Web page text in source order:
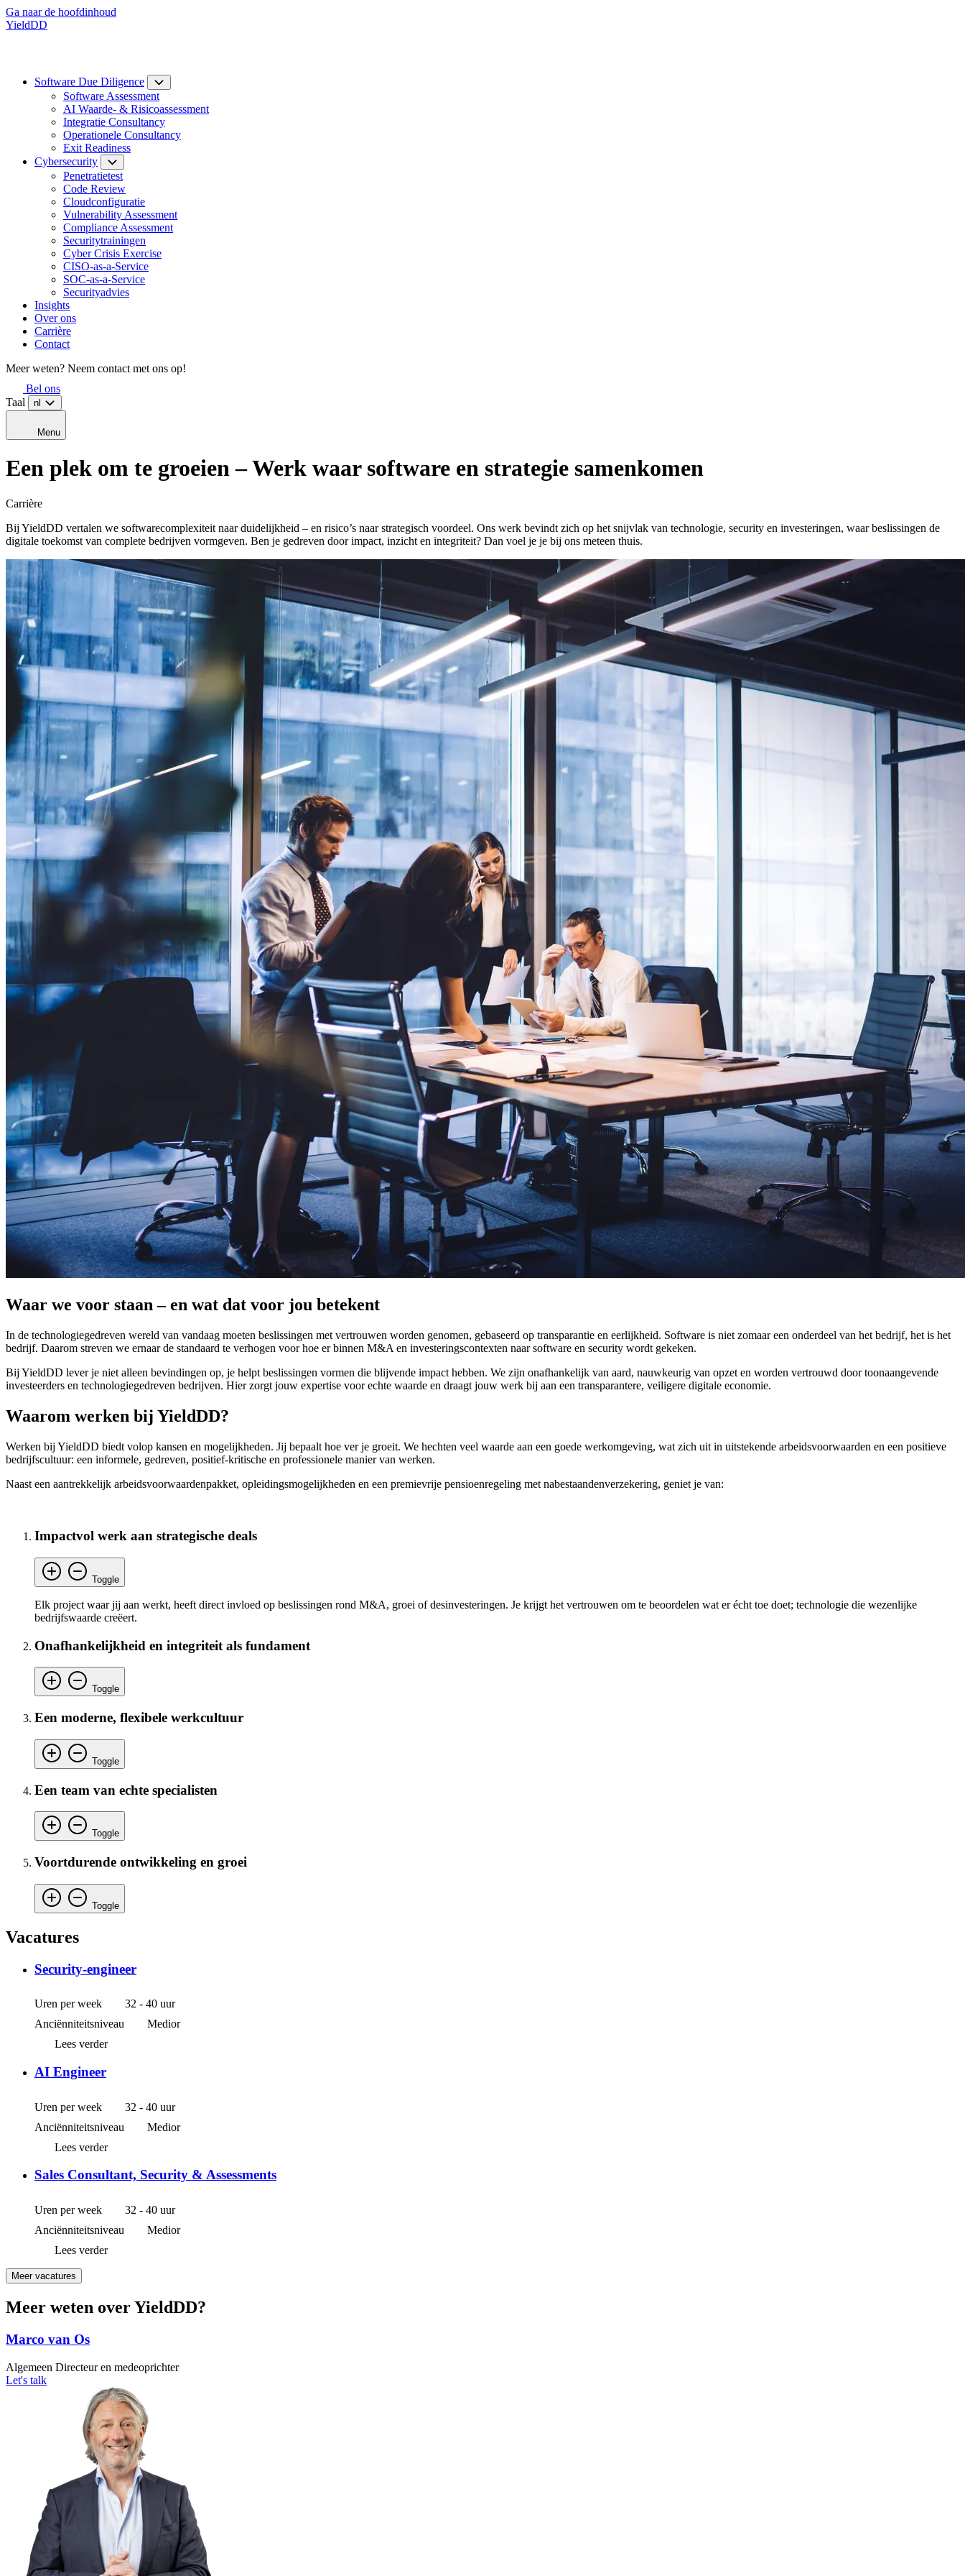
Ga naar de hoofdinhoud
YieldDD
Software Due Diligence
Software Assessment
AI Waarde- & Risicoassessment
Integratie Consultancy
Operationele Consultancy
Exit Readiness
Cybersecurity
Penetratietest
Code Review
Cloudconfiguratie
Vulnerability Assessment
Compliance Assessment
Securitytrainingen
Cyber Crisis Exercise
CISO-as-a-Service
SOC-as-a-Service
Securityadvies
Insights
Over ons
Carrière
Contact
Meer weten? Neem contact met ons op!
Bel ons
Taal
nl
Menu
Een plek om te groeien– Werk waar software en strategie samenkomen
Carrière
Bij YieldDD vertalen we softwarecomplexiteit naar duidelijkheid – en risico’s naar strategisch voordeel. Ons werk bevindt zich op het snijvlak van technologie, security en investeringen, waar beslissingen de
digitale toekomst van complete bedrijven vormgeven. Ben je gedreven door impact, inzicht en integriteit? Dan voel je je bij ons meteen thuis.
Waar we voor staan – en wat dat voor jou betekent
In de technologiegedreven wereld van vandaag moeten beslissingen met vertrouwen worden genomen, gebaseerd op transparantie en eerlijkheid. Software is niet zomaar een onderdeel van het bedrijf, het is het
bedrijf. Daarom streven we ernaar de standaard te verhogen voor hoe er binnen M&A en investeringscontexten naar software en security wordt gekeken.
Bij YieldDD lever je niet alleen bevindingen op, je helpt beslissingen vormen die blijvende impact hebben. We zijn onafhankelijk van aard, nauwkeurig van opzet en worden vertrouwd door toonaangevende
investeerders en technologiegedreven bedrijven. Hier zorgt jouw expertise voor echte waarde en draagt jouw werk bij aan een transparantere, veiligere digitale economie.
Waarom werken bij YieldDD?
Werken bij YieldDD biedt volop kansen en mogelijkheden. Jij bepaalt hoe ver je groeit. We hechten veel waarde aan een goede werkomgeving, wat zich uit in uitstekende arbeidsvoorwaarden en een positieve
bedrijfscultuur: een informele, gedreven, positief-kritische en professionele manier van werken.
Naast een aantrekkelijk arbeidsvoorwaardenpakket, opleidingsmogelijkheden en een premie­vrije pensioenregeling met nabestaandenverzekering, geniet je van:
Impactvol werk aan strategische deals
Toggle
Elk project waar jij aan werkt, heeft direct invloed op beslissingen rond M&A, groei of desinvesteringen. Je krijgt het vertrouwen om te beoordelen wat er écht toe doet; technologie die wezenlijke
bedrijfswaarde creëert.
Onafhankelijkheid en integriteit als fundament
Toggle
Een moderne, flexibele werkcultuur
Toggle
Een team van echte specialisten
Toggle
Voortdurende ontwikkeling en groei
Toggle
Vacatures
Security-engineer
Uren per week
32 - 40 uur
Anciënniteitsniveau
Medior
Lees verder
AI Engineer
Uren per week
32 - 40 uur
Anciënniteitsniveau
Medior
Lees verder
Sales Consultant, Security & Assessments
Uren per week
32 - 40 uur
Anciënniteitsniveau
Medior
Lees verder
Meer vacatures
Meer weten over YieldDD?
Marco van Os
Algemeen Directeur en medeoprichter
Let's talk